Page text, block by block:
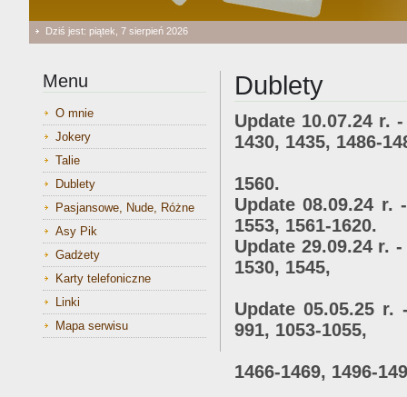
Dziś jest: piątek, 7 sierpień 2026
Menu
O mnie
Jokery
Talie
Dublety
Pasjansowe, Nude, Różne
Asy Pik
Gadżety
Karty telefoniczne
Linki
Mapa serwisu
Dublety
Update 10.07.24 r.
1430, 1435, 1486-
1560.
Update 08.09.24 r.
1553, 1561-1620.
Update 29.09.24 r.
1530, 1545,
Update 05.05.25 r.
991, 1053-1055,
1466-1469, 1496-